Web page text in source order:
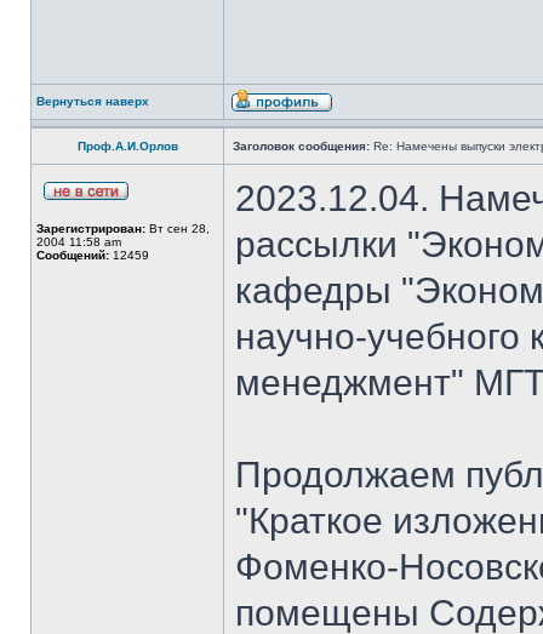
Вернуться наверх
Проф.А.И.Орлов Заголовок сообщения: Re: Намечены выпуски
Зарегистрирован: Вт сен 28,
2004 11:58 am
Сообщений: 12459
2023.12.04.
рассылки
кафедры
научно-
менеджмент"
Продолжаем
"Краткое
Фоменко-
помещены